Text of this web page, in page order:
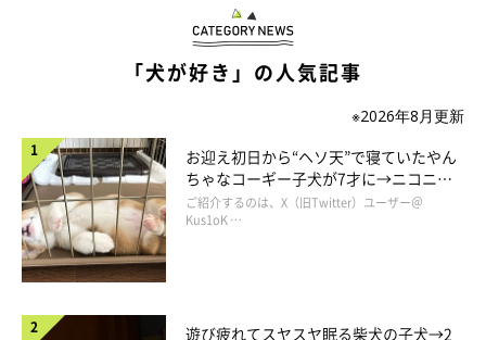
「犬が好き」の人気記事
※2026年8月更新
お迎え初日から“ヘソ天”で寝ていたやん
ちゃなコーギー子犬が7才に→ニコニ
コ“コーギースマイル”が魅力のコに成
長！
ご紹介するのは、X（旧Twitter）ユーザー＠
Kus1oK …
遊び疲れてスヤスヤ眠る柴犬の子犬→2